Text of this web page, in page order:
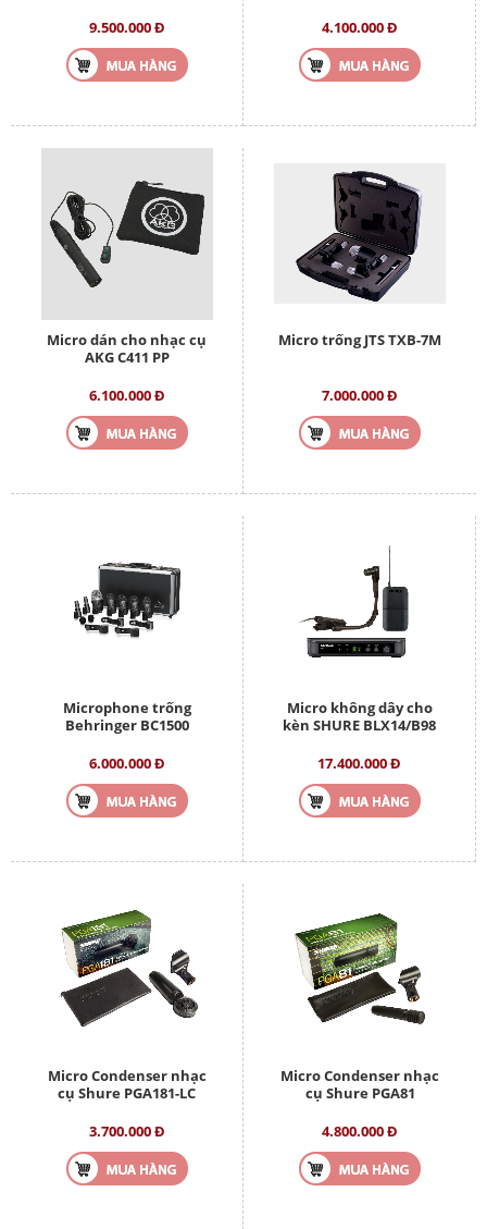
9.500.000 Đ
4.100.000 Đ
Micro dán cho nhạc cụ
AKG C411 PP
6.100.000 Đ
Micro trống JTS TXB-7M
7.000.000 Đ
Microphone trống
Behringer BC1500
6.000.000 Đ
Micro không dây cho
kèn SHURE BLX14/B98
17.400.000 Đ
Micro Condenser nhạc
cụ Shure PGA181-LC
3.700.000 Đ
Micro Condenser nhạc
cụ Shure PGA81
4.800.000 Đ